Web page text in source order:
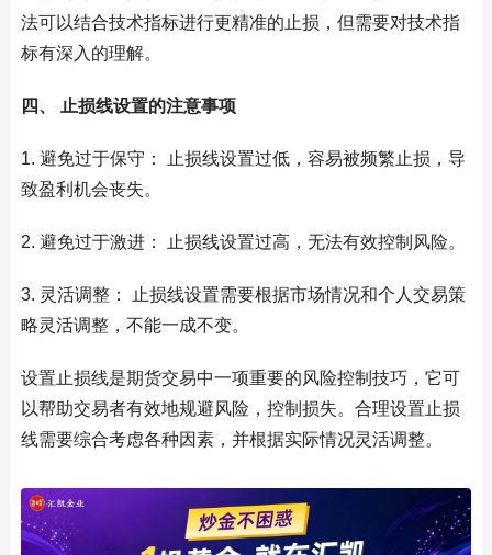
法可以结合技术指标进行更精准的止损，但需要对技术指
标有深入的理解。
四、 止损线设置的注意事项
1. 避免过于保守： 止损线设置过低，容易被频繁止损，导
致盈利机会丧失。
2. 避免过于激进： 止损线设置过高，无法有效控制风险。
3. 灵活调整： 止损线设置需要根据市场情况和个人交易策
略灵活调整，不能一成不变。
设置止损线是期货交易中一项重要的风险控制技巧，它可
以帮助交易者有效地规避风险，控制损失。合理设置止损
线需要综合考虑各种因素，并根据实际情况灵活调整。